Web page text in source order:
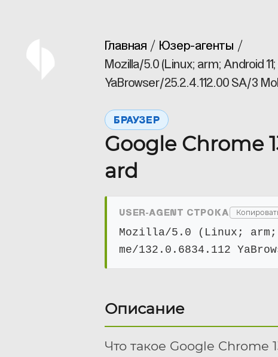
Главная
Юзер-агенты
Mozilla/5.0 (Linux; arm; Android
YaBrowser/25.2.4.112.00 SA/3
БРАУЗЕР
Google Chrome
ard
USER-AGENT СТРОКА
Mozilla/5.0 (Linux; arm;
me/132.0.6834.112
Описание
Что такое Google Chrome